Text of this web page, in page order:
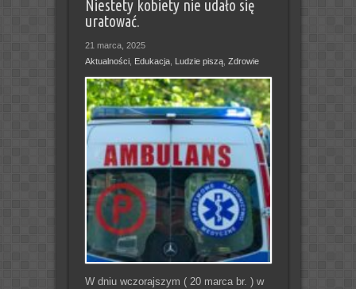
Niestety kobiety nie udało się
uratować.
21 marca, 2025
Aktualności, Edukacja, Ludzie piszą, Zdrowie
W dniu wczorajszym ( 20 marca br. ) w